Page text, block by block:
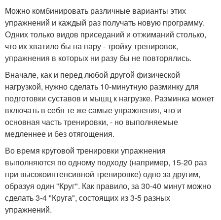
Можно комбинировать различные варианты этих
упражнений и каждый раз получать новую программу.
Одних только видов приседаний и отжиманий столько,
что их хватило бы на пару - тройку тренировок,
упражнения в которых ни разу бы не повторялись.
Вначале, как и перед любой другой физической
нагрузкой, нужно сделать 10-минутную разминку для
подготовки суставов и мышц к нагрузке. Разминка может
включать в себя те же самые упражнения, что и
основная часть тренировки, - но выполняемые
медленнее и без отягощения.
Во время круговой тренировки упражнения
выполняются по одному подходу (например, 15-20 раз
при высокоинтенсивной тренировке) одно за другим,
образуя один "Круг". Как правило, за 30-40 минут можно
сделать 3-4 "Круга", состоящих из 3-5 разных
упражнений.